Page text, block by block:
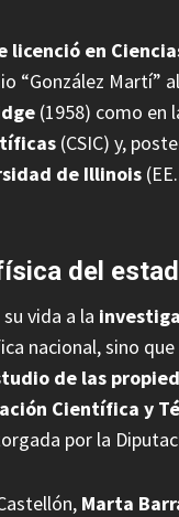
licenció en
“González Martí”
(1958) como en
(CSIC) y,
de Illinois
del
vida a la
nacional, sino
de las
Científica y
por la
Marta